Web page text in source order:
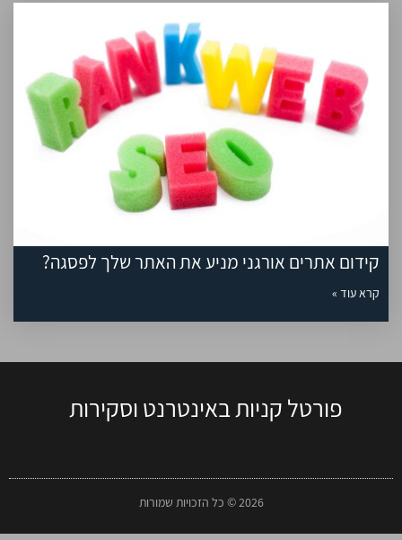
קידום אתרים אורגני מניע את האתר שלך לפסגה?
קרא עוד »
פורטל קניות באינטרנט וסקירות
2026 © כל הזכויות שמורות